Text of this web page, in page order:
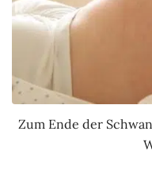
Zum Ende der